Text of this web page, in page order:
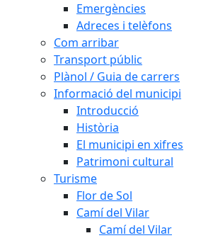
Emergències
Adreces i telèfons
Com arribar
Transport públic
Plànol / Guia de carrers
Informació del municipi
Introducció
Història
El municipi en xifres
Patrimoni cultural
Turisme
Flor de Sol
Camí del Vilar
Camí del Vilar